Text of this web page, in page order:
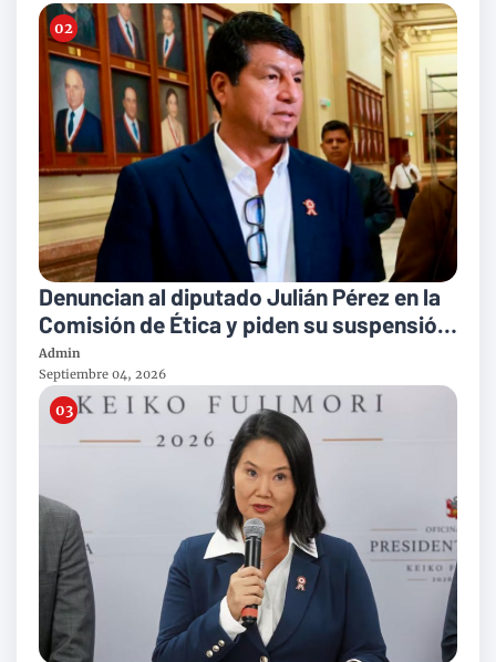
Denuncian al diputado Julián Pérez en la
Comisión de Ética y piden su suspensión
por supuestamente agredir a su pareja
Admin
Septiembre 04, 2026